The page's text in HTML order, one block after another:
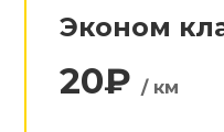
Эконом
20₽/ км